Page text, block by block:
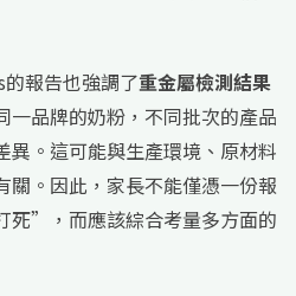
報告也強調了重金屬檢測結果
一品牌的奶粉，不同批次的產品
異。這可能與生產環境、原材料
關。因此，家長不能僅憑一份報
死”，而應該綜合考量多方面的